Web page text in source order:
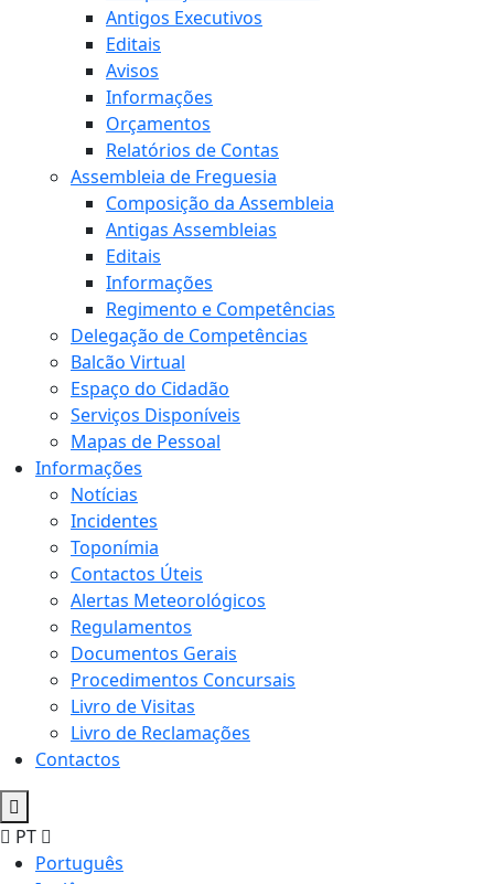
Antigos Executivos
Editais
Avisos
Informações
Orçamentos
Relatórios de Contas
Assembleia de Freguesia
Composição da Assembleia
Antigas Assembleias
Editais
Informações
Regimento e Competências
Delegação de Competências
Balcão Virtual
Espaço do Cidadão
Serviços Disponíveis
Mapas de Pessoal
Informações
Notícias
Incidentes
Toponímia
Contactos Úteis
Alertas Meteorológicos
Regulamentos
Documentos Gerais
Procedimentos Concursais
Livro de Visitas
Livro de Reclamações
Contactos
PT
Português